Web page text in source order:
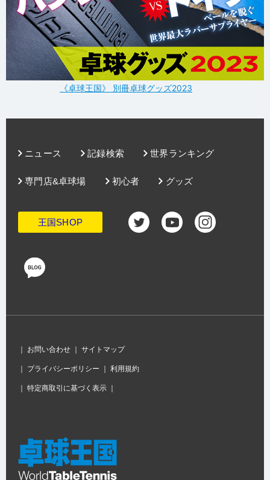
《卓球王国》 別冊卓球グッズ2023
ニュース 記録検索 世界ランキング
グッズ
専門店&卓球場 初心者
王国SHOP
｜ お問い合わせ ｜ サイトマップ
｜ プライバシーポリシー ｜ 利用規約
｜ 特定商取引に基づく表示 ｜